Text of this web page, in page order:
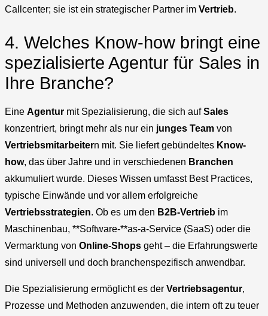
Callcenter; sie ist ein strategischer Partner im Vertrieb.
4. Welches Know-how bringt eine
spezialisierte Agentur für Sales in
Ihre Branche?
Eine Agentur mit Spezialisierung, die sich aufSales
konzentriert, bringt mehr als nur ein junges Team von
Vertriebsmitarbeitern mit. Sie liefert gebündeltes Know-
how, das über Jahre und in verschiedenen Branchen
akkumuliert wurde. Dieses Wissen umfasst Best Practices,
typische Einwände und vor allem erfolgreiche
Vertriebsstrategien. Ob es um den B2B-Vertrieb im
Maschinenbau, **Software-**as-a-Service (SaaS) oder die
Vermarktung von Online-Shops geht – die Erfahrungswerte
sind universell und doch branchenspezifisch anwendbar.
Die Spezialisierung ermöglicht es der Vertriebsagentur,
Prozesse und Methoden anzuwenden, die intern oft zu teuer